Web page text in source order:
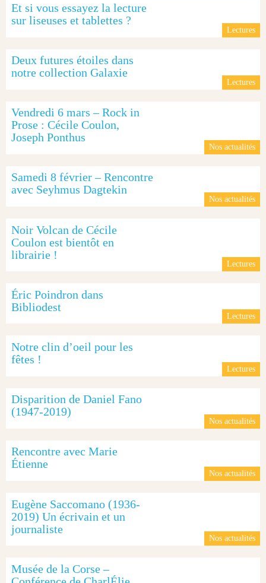
Lectures
Et si vous essayez la lecture
sur liseuses et tablettes ?
Lectures
Deux futures étoiles dans
notre collection Galaxie
Nos actualités
Vendredi 6 mars – Rock in
Prose : Cécile Coulon,
Joseph Ponthus
Nos actualités
Samedi 8 février – Rencontre
avec Seyhmus Dagtekin
Lectures
Noir Volcan de Cécile
Coulon est bientôt en
librairie !
Lectures
Éric Poindron dans
Bibliodest
Lectures
Notre clin d’oeil pour les
fêtes !
Nos actualités
Disparition de Daniel Fano
(1947-2019)
Nos actualités
Rencontre avec Marie
Étienne
Nos actualités
Eugène Saccomano (1936-
2019) Un écrivain et un
journaliste
Musée de la Corse –